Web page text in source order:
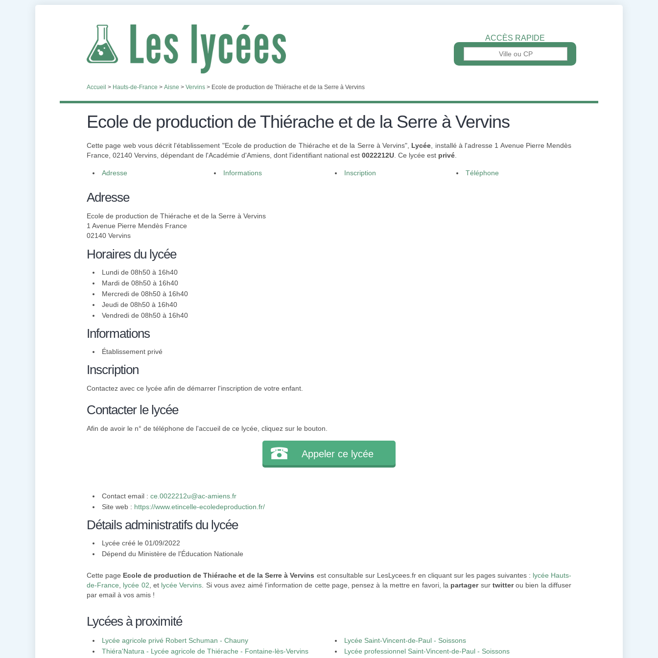
ACCÈS RAPIDE
Accueil > Hauts-de-France > Aisne > Vervins > Ecole de production de Thiérache et de la Serre à Vervins
Ecole de production de Thiérache et de la Serre à Vervins
Cette page web vous décrit l'établissement "Ecole de production de Thiérache et de la Serre à Vervins", Lycée , installé à l'adresse 1 Avenue Pierre Mendès
France, 02140 Vervins, dépendant de l'Académie d'Amiens, dont l'identifiant national est 0022212U . Ce lycée est privé
Adresse Informations Inscription Téléphone
Adresse
Ecole de production de Thiérache et de la Serre à Vervins
1 Avenue Pierre Mendès France
02140 Vervins
Horaires du lycée
Lundi de 08h50 à 16h40
Mardi de 08h50 à 16h40
Mercredi de 08h50 à 16h40
Jeudi de 08h50 à 16h40
Vendredi de 08h50 à 16h40
Informations
Établissement privé
Inscription
Contactez avec ce lycée afin de démarrer l'inscription de votre enfant.
Contacter le lycée
Afin de avoir le n° de téléphone de l'accueil de ce lycée, cliquez sur le bouton.
Appeler ce lycée
Contact email : ce.0022212u@ac-amiens.fr
Site web : https://www.etincelle-ecoledeproduction.fr/
Détails administratifs du lycée
Lycée créé le 01/09/2022
Dépend du Ministère de l'Éducation Nationale
Cette page Ecole de production de Thiérache et de la Serre à Vervins est consultable sur LesLycees.fr en cliquant sur les pages suivantes : lycée Hauts-
de-France
lycée 02 , et lycée Vervins . Si vous avez aimé l'information de cette page, pensez à la mettre en favori, la partagersur twitterou bien la diffuser
par email à vos amis !
Lycées à proximité
Lycée agricole privé Robert Schuman - Chauny
Lycée Saint-Vincent-de-Paul - Soissons
Thiéra'Natura - Lycée agricole de Thiérache - Fontaine-lès-Vervins
Lycée professionnel Saint-Vincent-de-Paul - Soissons